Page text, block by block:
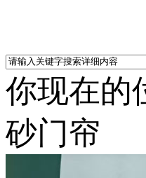
你现在的
砂门帘